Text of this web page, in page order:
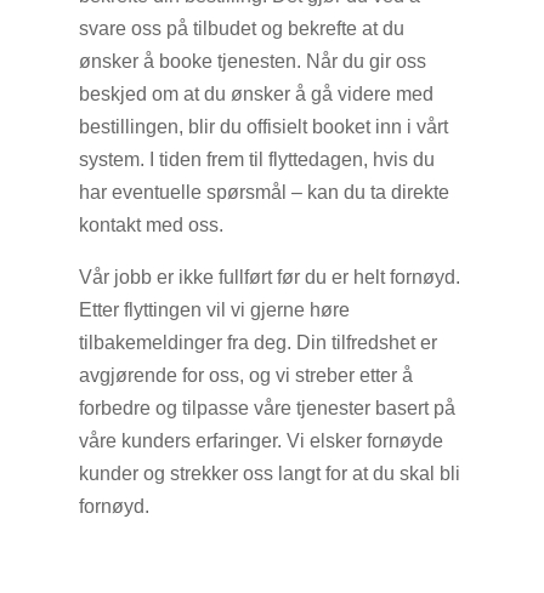
svare oss på tilbudet og bekrefte at du
ønsker å booke tjenesten. Når du gir oss
beskjed om at du ønsker å gå videre med
bestillingen, blir du offisielt booket inn i vårt
system. I tiden frem til flyttedagen, hvis du
har eventuelle spørsmål – kan du ta direkte
kontakt med oss.
Vår jobb er ikke fullført før du er helt fornøyd.
Etter flyttingen vil vi gjerne høre
tilbakemeldinger fra deg. Din tilfredshet er
avgjørende for oss, og vi streber etter å
forbedre og tilpasse våre tjenester basert på
våre kunders erfaringer. Vi elsker fornøyde
kunder og strekker oss langt for at du skal bli
fornøyd.